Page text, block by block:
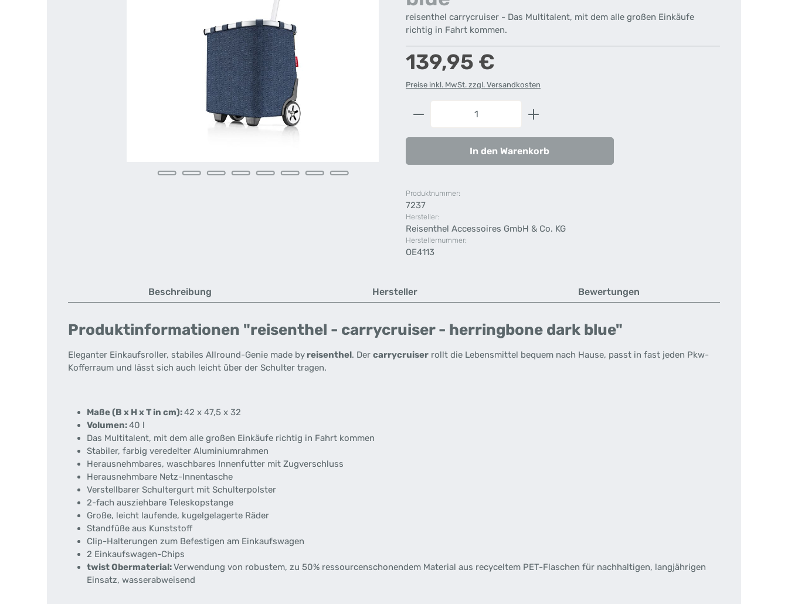
reisenthel carrycruiser - Das Multitalent, mit dem alle großen Einkäufe
richtig in Fahrt kommen.
Regulärer Preis:
139,95 €
Preise inkl. MwSt. zzgl. Versandkosten
Produkt Anzahl: Gib den gewünschten Wert ein oder
In den Warenkorb
Produktnummer:
7237
Hersteller:
Reisenthel Accessoires GmbH & Co. KG
Herstellernummer:
OE4113
Beschreibung Hersteller Bewertungen
Produktinformationen "reisenthel - carrycruiser - herringbone dark blue"
Eleganter Einkaufsroller, stabiles Allround-Genie made by reisenthel. Der carrycruiser rollt die Lebensmittel bequem nach Hause, passt in fast jeden Pkw-
Kofferraum und lässt sich auch leicht über der Schulter tragen.
Maße (B x H x T in cm):42 x 47,5 x 32
Volumen:40 l
Das Multitalent, mit dem alle großen Einkäufe richtig in Fahrt kommen
Stabiler, farbig veredelter Aluminiumrahmen
Herausnehmbares, waschbares Innenfutter mit Zugverschluss
Herausnehmbare Netz-Innentasche
Verstellbarer Schultergurt mit Schulterpolster
2-fach ausziehbare Teleskopstange
Große, leicht laufende, kugelgelagerte Räder
Standfüße aus Kunststoff
Clip-Halterungen zum Befestigen am Einkaufswagen
2 Einkaufswagen-Chips
twist Obermaterial:Verwendung von robustem, zu 50% ressourcenschonendem Material aus recyceltem PET-Flaschen für nachhaltigen, langjährigen
Einsatz, wasserabweisend